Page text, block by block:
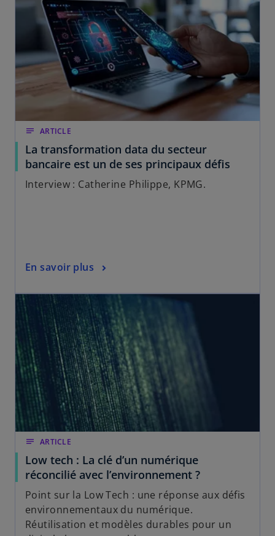
notes ARTICLE
La transformation data du secteur
bancaire est un de ses principaux défis
Interview : Catherine Philippe, KPMG.
En savoir plus
notes ARTICLE
Low tech : La clé d’un numérique
réconcilié avec l’environnement ?
Point sur la Low Tech : une réponse aux défis
environnementaux du numérique.
Réutilisation et modèles durables pour un